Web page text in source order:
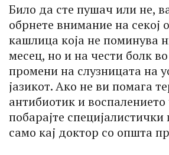
Било да сте пушач или не,
обрнете внимание на секој
кашлица која не поминува
месец, но и на чести болк
промени на слузницата на
јазикот. Ако не ви помага
антибиотик и воспалението
побарајте специјалистички
само кај доктор со општа